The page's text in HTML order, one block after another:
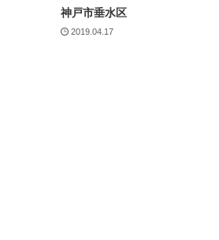
神戸市垂水区
2019.04.17